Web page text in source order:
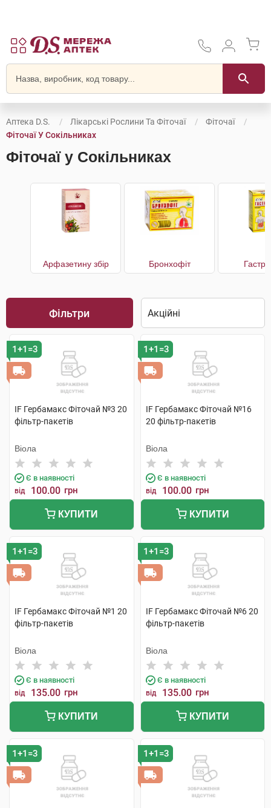
Аптека D.S. Лікарські Рослини Та Фіточаї
Фіточаї
Фіточаї У Сокільниках
Фіточаї у Сокільниках
Арфазетину збір Бронхофіт
Фільтри
1+1=3
IF Гербамакс Фіточай №3 20
фільтр-пакетів
Віола
Є в наявності
від 100.00 грн
КУПИТИ
1+1=3
IF Гербамакс Фіточай №16
20 фільтр-пакетів
Віола
Є в наявності
від 100.00 грн
КУПИТИ
1+1=3
IF Гербамакс Фіточай №1 20
фільтр-пакетів
Віола
Є в наявності
від 135.00 грн
КУПИТИ
1+1=3
IF Гербамакс Фіточай №6 20
фільтр-пакетів
Віола
Є в наявності
від 135.00 грн
КУПИТИ
1+1=3 1+1=3